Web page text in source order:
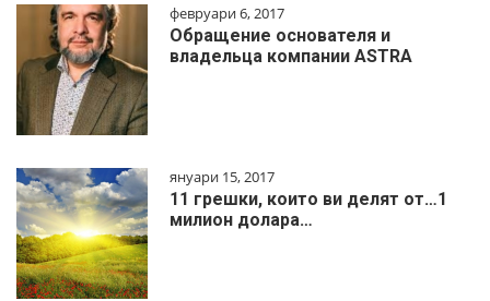
февруари 6, 2017
Обращение основателя и
владельца компании ASTRA
януари 15, 2017
11 грешки, които ви делят от…1
милиoн дoлapa…